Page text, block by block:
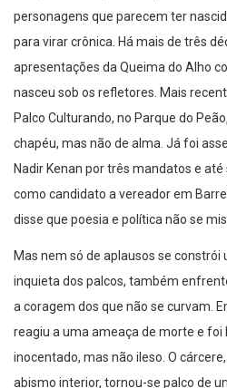
personagens que parecem ter
para virar crônica. Há mais de três
apresentações da Queima do Alho
nasceu sob os refletores. Mais
Palco Culturando, no Parque do
chapéu, mas não de alma. Já foi
Nadir Kenan por três mandatos e
como candidato a vereador em
disse que poesia e política não se
Mas nem só de aplausos se
inquieta dos palcos, também
a coragem dos que não se curvam.
reagiu a uma ameaça de morte e foi
inocentado, mas não ileso. O
abismo interior, tornou-se palco de